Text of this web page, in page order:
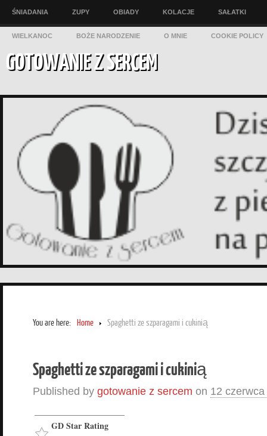
ŚNIADANIA ZUPY OBIADY KOLACJE SAŁATKI
WIELKANOC BOŻE NARODZENIE O MNIE COOKIE POLICY
GOTOWANIE Z SERCEM
You are here: Home Spaghetti ze szparagami i cukinią
Spaghetti ze szparagami i cukinią
Published by gotowanie z sercem on 12
GD Star Rating